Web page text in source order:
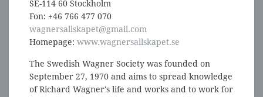
SE-114 60 Stockholm
Fon: +46 766 477 070
wagnersallskapet@gmail.com
Homepage: www.wagnersallskapet.se
The Swedish Wagner Society was founded on
September 27, 1970 and aims to spread knowledge
of Richard Wagner's life and works and to work for